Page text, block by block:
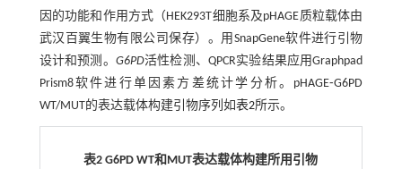
因的功能和作用方式（HEK293T细胞系及pHAGE质粒载体由
武汉百翼生物有限公司保存）。用SnapGene软件进行引物
设计和预测。 G6PD活性检测、QPCR实验结果应用Graphpad
Prism8软件进行单因素方差统计学分析。pHAGE⁃G6PD
WT/MUT的表达载体构建引物序列如表2所示。
表2 G6PD WT和MUT表达载体构建所用引物